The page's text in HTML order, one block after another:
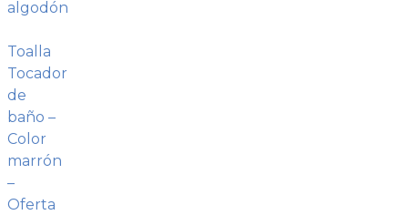
Toalla
Tocador
de
baño –
Color
marrón
–
Oferta